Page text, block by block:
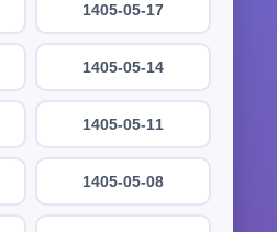
1405-05-17
1405-05-14
1405-05-11
1405-05-08